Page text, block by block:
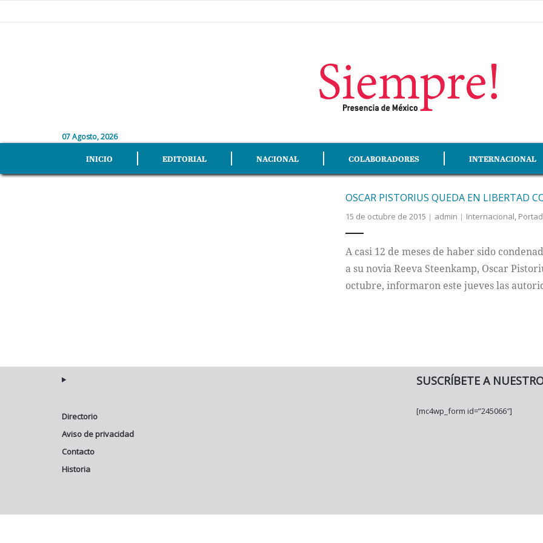
07 Agosto, 2026
INICIO EDITORIAL NACIONAL COLABORADORES INTERNACIONAL
OSCAR PISTORIUS QUEDA EN LIBERTAD
15 de octubre de 2015 admin Internacional,
A casi 12 de meses de haber sido
a su novia Reeva Steenkamp, Oscar
octubre, informaron este jueves las
Directorio
Aviso de privacidad
Contacto
Historia
SUSCRÍBETE A
[mc4wp_form id=”245066″]